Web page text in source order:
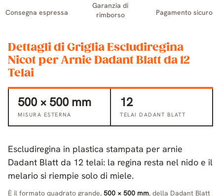
Consegna espressa
Garanzia di
rimborso
Pagamento sicuro
Dettagli di Griglia Escludiregina
Nicot per Arnie Dadant Blatt da 12
Telai
500 × 500 mm
MISURA ESTERNA
12
TELAI DADANT BLATT
Escludiregina in plastica stampata per arnie
Dadant Blatt da 12 telai: la regina resta nel nido e il
melario si riempie solo di miele.
È il formato quadrato grande, 500 × 500 mm, della Dadant Blatt